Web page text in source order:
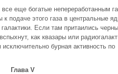
еще богатые непереработанным
подаче этого газа в центральные
Если там притаились
как квазары или
бурная активность по
Глава V